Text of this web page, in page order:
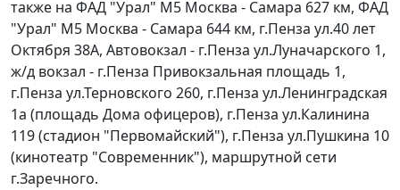
также на ФАД "Урал" М5 Москва - Самара 627 км, ФАД
"Урал" М5 Москва - Самара 644 км, г.Пенза ул.40 лет
Октября 38А, Автовокзал - г.Пенза ул.Луначарского 1,
ж/д вокзал - г.Пенза Привокзальная площадь 1,
г.Пенза ул.Терновского 260, г.Пенза ул.Ленинградская
1а (площадь Дома офицеров), г.Пенза ул.Калинина
119 (стадион "Первомайский"), г.Пенза ул.Пушкина 10
(кинотеатр "Современник"), маршрутной сети
г.Заречного.